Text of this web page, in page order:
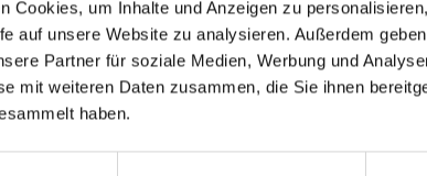
Cookies, um Inhalte und Anzeigen zu
auf unsere Website zu analysieren. Außerdem
Partner für soziale Medien, Werbung und
mit weiteren Daten zusammen, die Sie ihnen
haben.